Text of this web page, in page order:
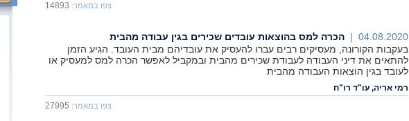
צפו במאמר: 14893
04.08.2020 |
הכרה למס בהוצאות עובדים שכירים בגין עבודה מהבית
בעקבות הקורונה, מעסיקים רבים עברו להעסיק את עובדיהם מבית העובד. הגיע הזמן
להתאים את דיני העבודה לעבודת שכירים מהבית ובמקביל לאפשר הכרה למס למעסיק או
לעובד בגין הוצאות העבודה מהבית
רמי אריה, עו"ד רו"ח
צפו במאמר: 27995